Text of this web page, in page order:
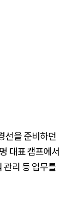
선을 준비하던
대표 캠프에서
관리 등 업무를